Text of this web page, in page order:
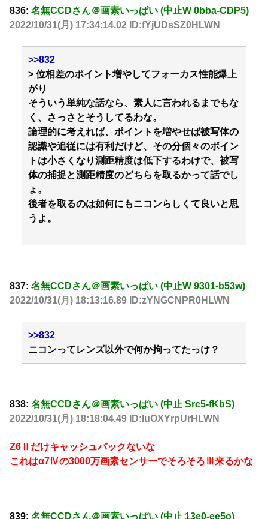
836: 名無CCDさん＠画素いっぱい (中止W 0bba-CDP5)
2022/10/31(月) 17:34:14.02 ID:fYjUDsSZ0HLWN
>>832
> 位相差のポイント増やしてフォーカス性能爆上
がり
そういう単純な話なら、素人に言われるまでもな
く、さっさとそうしてるわな。
論理的に考えれば、ポイントを増やせば被写体の
認識や追従には有利だけど、その分個々のポイン
トは小さくなり測距精度は低下するわけで、被写
体の捕捉と測距精度のどちらを取るかって話でし
ょ。
後者を取るのは如何にもニコンらしくて良いと思
うよ。
837: 名無CCDさん＠画素いっぱい (中止W 9301-b53w)
2022/10/31(月) 18:13:16.89 ID:zYNGCNPR0HLWN
>>832
ニコンってレンズ以外で何か拘ってたっけ？
838: 名無CCDさん＠画素いっぱい (中止 Src5-fKbS)
2022/10/31(月) 18:18:04.49 ID:luOXYrpUrHLWN
Z6Ⅱだけキャッシュバックないな
これはα7Ⅳの3000万画素センサーでそろそろⅢ来るかな
839: 名無CCDさん＠画素いっぱい (中止 13e0-ee5o)